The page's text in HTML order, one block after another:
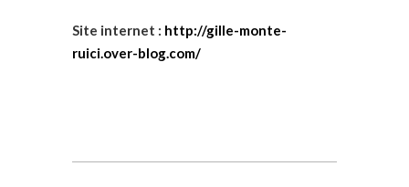
Site internet : http://gille-monte-
ruici.over-blog.com/